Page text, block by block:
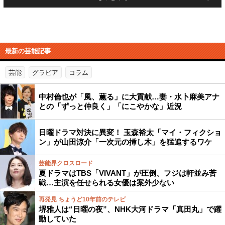
最新の芸能記事
芸能 グラビア コラム
中村倫也が「風、薫る」に大貢献…妻・水卜麻美アナ
との「ずっと仲良く」「にこやかな」近況
日曜ドラマ対決に異変！ 玉森裕太「マイ・フィクショ
ン」が山田涼介「一次元の挿し木」を猛追するワケ
芸能界クロスロード
夏ドラマはTBS「VIVANT」が圧倒、フジは軒並み苦
戦…主演を任せられる女優は案外少ない
再発見 ちょうど10年前のテレビ
堺雅人は“日曜の夜”、NHK大河ドラマ「真田丸」で躍
動していた